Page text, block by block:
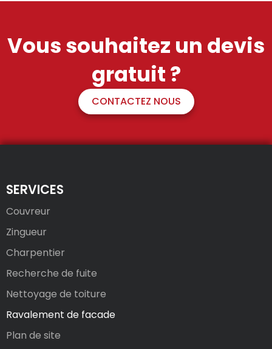
Vous souhaitez un devis
gratuit ?
CONTACTEZ NOUS
SERVICES
Couvreur
Zingueur
Charpentier
Recherche de fuite
Nettoyage de toiture
Ravalement de facade
Plan de site